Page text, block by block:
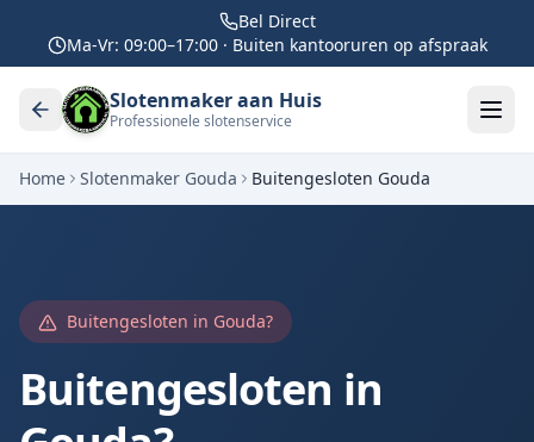
Bel Direct
Ma-Vr: 09:00–17:00 · Buiten kantooruren op afspraak
Slotenmaker aan Huis
Professionele slotenservice
Home Slotenmaker Gouda Buitengesloten Gouda
Buitengesloten in Gouda?
Buitengesloten in